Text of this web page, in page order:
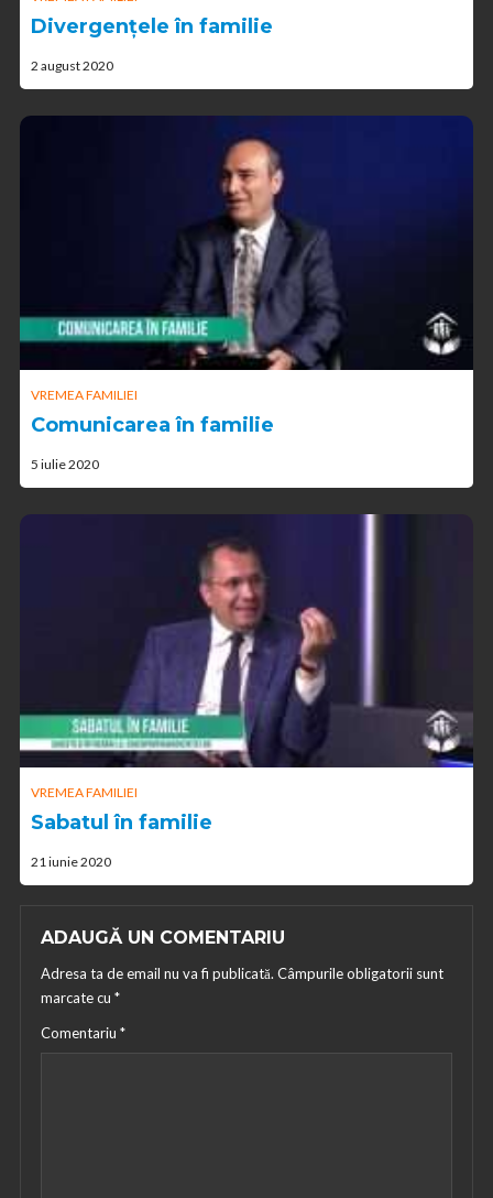
Divergențele în familie
2 august 2020
VREMEA FAMILIEI
Comunicarea în familie
5 iulie 2020
VREMEA FAMILIEI
Sabatul în familie
21 iunie 2020
ADAUGĂ UN COMENTARIU
Adresa ta de email nu va fi publicată. Câmpurile obligatorii sunt
marcate cu *
Comentariu *